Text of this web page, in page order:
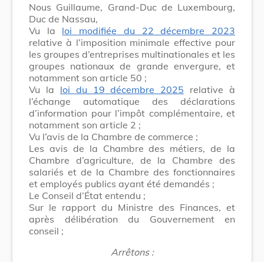
Nous Guillaume, Grand-Duc de Luxembourg,
Duc de Nassau,
Vu la loi modifiée du 22 décembre 2023
relative à l’imposition minimale effective pour
les groupes d’entreprises multinationales et les
groupes nationaux de grande envergure, et
notamment son article 50 ;
Vu la loi du 19 décembre 2025 relative à
l’échange automatique des déclarations
d’information pour l’impôt complémentaire, et
notamment son article 2 ;
Vu l’avis de la Chambre de commerce ;
Les avis de la Chambre des métiers, de la
Chambre d’agriculture, de la Chambre des
salariés et de la Chambre des fonctionnaires
et employés publics ayant été demandés ;
Le Conseil d’État entendu ;
Sur le rapport du Ministre des Finances, et
après délibération du Gouvernement en
conseil ;
Arrêtons :